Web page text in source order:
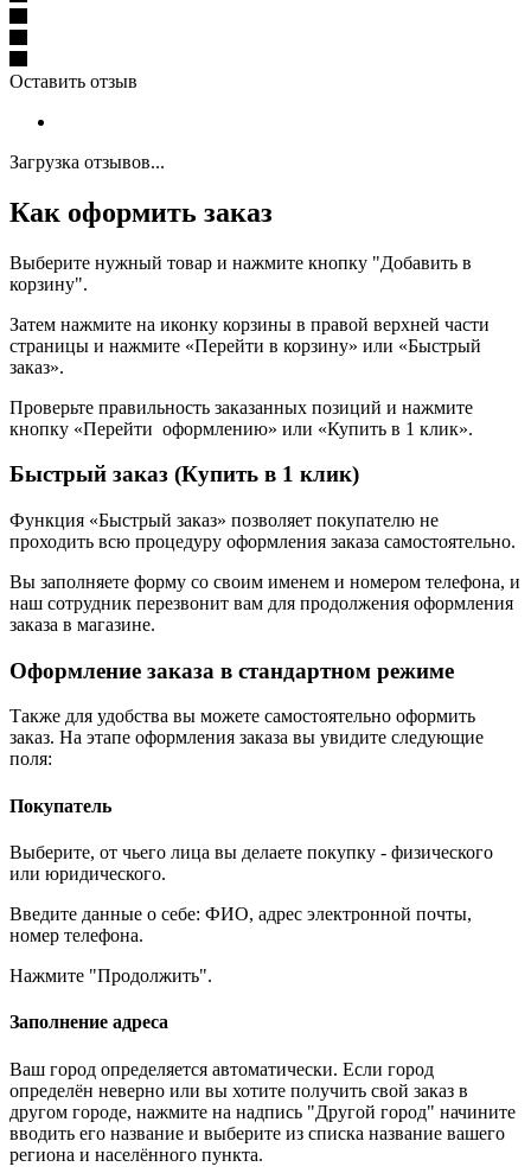
Оставить отзыв
Загрузка отзывов...
Как оформить заказ
Выберите нужный товар и нажмите кнопку "Добавить в
корзину".
Затем нажмите на иконку корзины в правой верхней части
страницы и нажмите «Перейти в корзину» или «Быстрый
заказ».
Проверьте правильность заказанных позиций и нажмите
кнопку «Перейти оформлению» или «Купить в 1 клик».
Быстрый заказ (Купить в 1 клик)
Функция «Быстрый заказ» позволяет покупателю не
проходить всю процедуру оформления заказа самостоятельно.
Вы заполняете форму со своим именем и номером телефона, и
наш сотрудник перезвонит вам для продолжения оформления
заказа в магазине.
Оформление заказа в стандартном режиме
Также для удобства вы можете самостоятельно оформить
заказ. На этапе оформления заказа вы увидите следующие
поля:
Покупатель
Выберите, от чьего лица вы делаете покупку - физического
или юридического.
Введите данные о себе: ФИО, адрес электронной почты,
номер телефона.
Нажмите "Продолжить".
Заполнение адреса
Ваш город определяется автоматически. Если город
определён неверно или вы хотите получить свой заказ в
другом городе, нажмите на надпись "Другой город" начините
вводить его название и выберите из списка название вашего
региона и населённого пункта.